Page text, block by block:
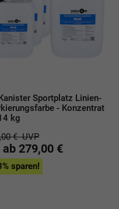
Sportplatz Linien-
- Konzentrat
kg
€UVP
ab 279,00 €
sparen!